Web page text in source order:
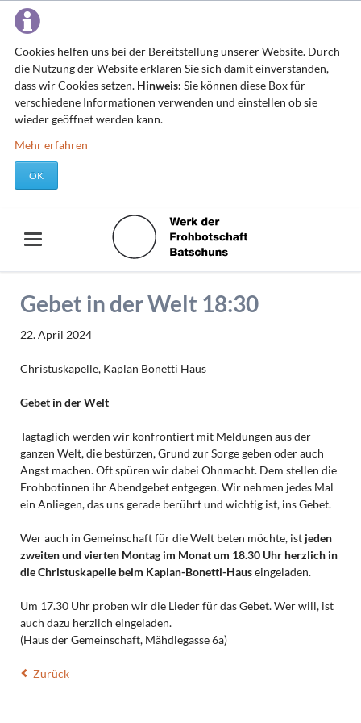
Cookies helfen uns bei der Bereitstellung unserer Website. Durch
die Nutzung der Website erklären Sie sich damit einverstanden,
dass wir Cookies setzen. Hinweis: Sie können diese Box für
verschiedene Informationen verwenden und einstellen ob sie
wieder geöffnet werden kann.
Mehr erfahren
OK
Gebet in der Welt 18:30
22. April 2024
Christuskapelle, Kaplan Bonetti Haus
Gebet in der Welt
Tagtäglich werden wir konfrontiert mit Meldungen aus der
ganzen Welt, die bestürzen, Grund zur Sorge geben oder auch
Angst machen. Oft spüren wir dabei Ohnmacht. Dem stellen die
Frohbotinnen ihr Abendgebet entgegen. Wir nehmen jedes Mal
ein Anliegen, das uns gerade berührt und wichtig ist, ins Gebet.
Wer auch in Gemeinschaft für die Welt beten möchte, ist jeden
zweiten und vierten Montag im Monat um 18.30 Uhr herzlich in
die Christuskapelle beim Kaplan-Bonetti-Hauseingeladen.
Um 17.30 Uhr proben wir die Lieder für das Gebet. Wer will, ist
auch dazu herzlich eingeladen.
(Haus der Gemeinschaft, Mähdlegasse 6a)
Zurück